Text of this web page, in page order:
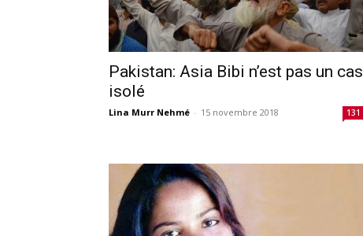
Pakistan: Asia Bibi n’est pas un cas
isolé
Lina Murr Nehmé - 15 novembre 2018 131